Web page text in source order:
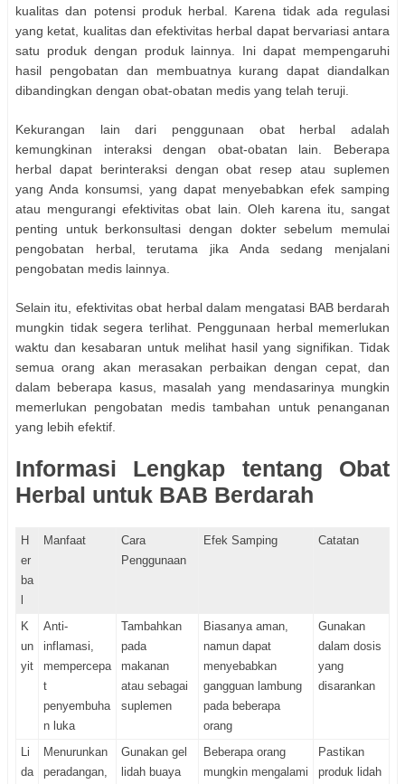
kualitas dan potensi produk herbal. Karena tidak ada regulasi
yang ketat, kualitas dan efektivitas herbal dapat bervariasi antara
satu produk dengan produk lainnya. Ini dapat mempengaruhi
hasil pengobatan dan membuatnya kurang dapat diandalkan
dibandingkan dengan obat-obatan medis yang telah teruji.
Kekurangan lain dari penggunaan obat herbal adalah
kemungkinan interaksi dengan obat-obatan lain. Beberapa
herbal dapat berinteraksi dengan obat resep atau suplemen
yang Anda konsumsi, yang dapat menyebabkan efek samping
atau mengurangi efektivitas obat lain. Oleh karena itu, sangat
penting untuk berkonsultasi dengan dokter sebelum memulai
pengobatan herbal, terutama jika Anda sedang menjalani
pengobatan medis lainnya.
Selain itu, efektivitas obat herbal dalam mengatasi BAB berdarah
mungkin tidak segera terlihat. Penggunaan herbal memerlukan
waktu dan kesabaran untuk melihat hasil yang signifikan. Tidak
semua orang akan merasakan perbaikan dengan cepat, dan
dalam beberapa kasus, masalah yang mendasarinya mungkin
memerlukan pengobatan medis tambahan untuk penanganan
yang lebih efektif.
Informasi Lengkap tentang Obat
Herbal untuk BAB Berdarah
H
er
ba
Manfaat
Cara
Penggunaan
Efek Samping Catatan
K
un
yit
Anti-
inflamasi,
mempercepa
t
penyembuha
n luka
Tambahkan
pada
makanan
atau sebagai
suplemen
Biasanya aman,
namun dapat
menyebabkan
gangguan lambung
pada beberapa
orang
Gunakan
dalam dosis
yang
disarankan
Li
da
Menurunkan
peradangan,
Gunakan gel
lidah buaya
Beberapa orang
mungkin mengalami
Pastikan
produk lidah